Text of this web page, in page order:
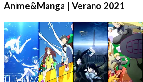
Anime&Manga | Verano 2021